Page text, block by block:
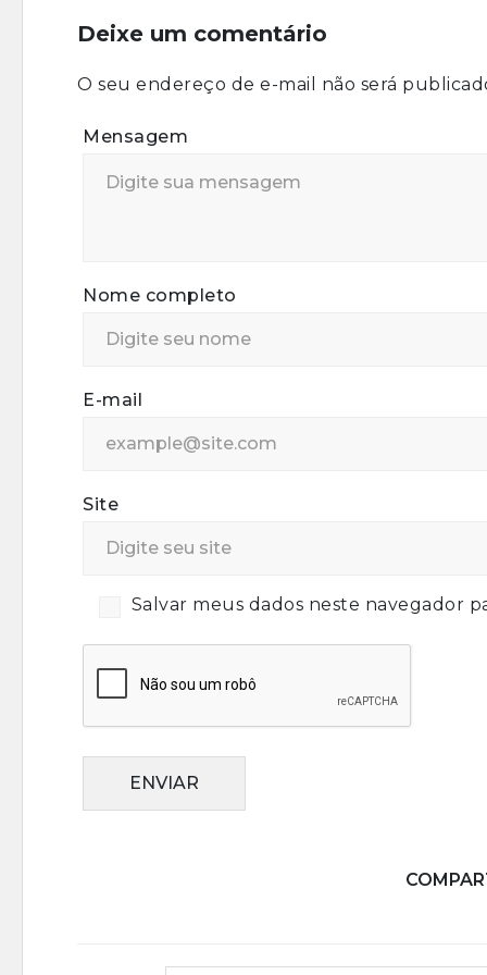
Deixe um comentário
O seu endereço de e-mail não será
Mensagem
Nome completo
E-mail
Site
Salvar meus dados neste navegador
ENVIAR